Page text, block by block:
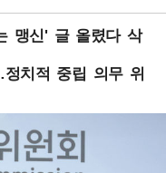
맹신' 글 올렸다 삭
치적 중립 의무 위